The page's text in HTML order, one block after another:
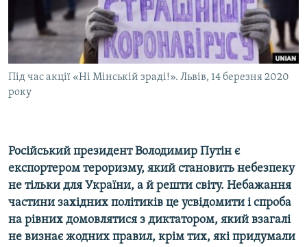
СВІДЧЕННЯ ОКУПАЦІЇ
УКРАЇНСЬКА ПРОБЛЕМА КРИМУ
ІНФОГРАФІКА
Qırımtatar
ДОЛУЧАЙСЯ!
Під час акції «Ні Мінській зраді!». Львів, 14 березня 2020
року
Російський президент Володимир Путін є
експортером тероризму, який становить небезпеку
не тільки для України, а й решти світу. Небажання
частини західних політиків це усвідомити і спроба
на рівних домовлятися з диктатором, який взагалі
не визнає жодних правил, крім тих, які придумали